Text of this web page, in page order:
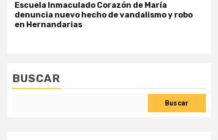
Escuela Inmaculado Corazón de María
denuncia nuevo hecho de vandalismo y robo
en Hernandarias
BUSCAR
Buscar